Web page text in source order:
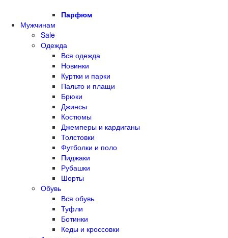
Парфюм
Мужчинам
Sale
Одежда
Вся одежда
Новинки
Куртки и парки
Пальто и плащи
Брюки
Джинсы
Костюмы
Джемперы и кардиганы
Толстовки
Футболки и поло
Пиджаки
Рубашки
Шорты
Обувь
Вся обувь
Туфли
Ботинки
Кеды и кроссовки